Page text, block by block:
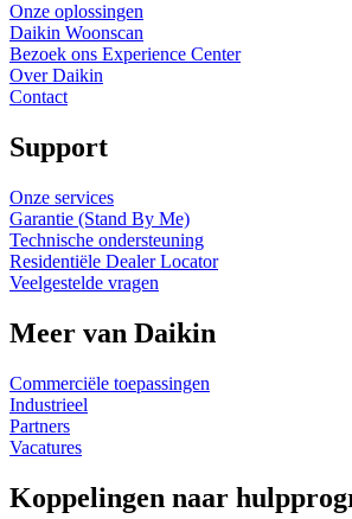
Onze oplossingen
Daikin Woonscan
Bezoek ons Experience Center
Over Daikin
Contact
Support
Onze services
Garantie (Stand By Me)
Technische ondersteuning
Residentiële Dealer Locator
Veelgestelde vragen
Meer van Daikin
Commerciële toepassingen
Industrieel
Partners
Vacatures
Koppelingen naar